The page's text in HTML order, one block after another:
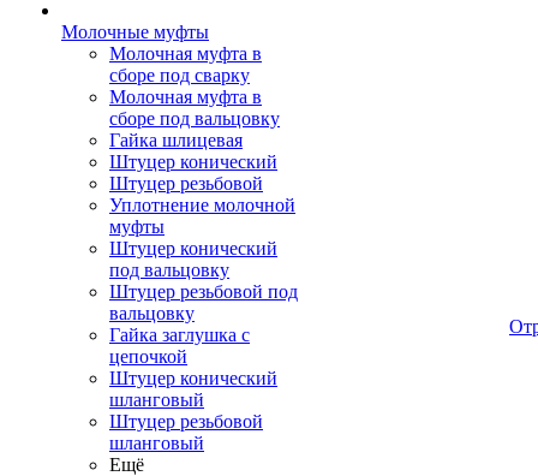
Молочные муфты
Молочная муфта в
сборе под сварку
Молочная муфта в
сборе под вальцовку
Гайка шлицевая
Штуцер конический
Штуцер резьбовой
Уплотнение молочной
муфты
Штуцер конический
под вальцовку
Штуцер резьбовой под
вальцовку
Гайка заглушка с
цепочкой
Штуцер конический
шланговый
Штуцер резьбовой
шланговый
Ещё